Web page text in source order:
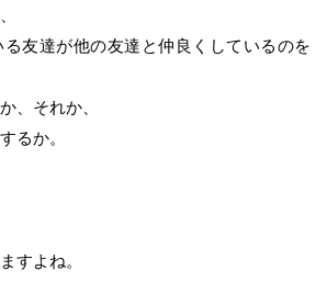
友達が他の友達と仲良くしているのを
、それか、
るか。
すよね。